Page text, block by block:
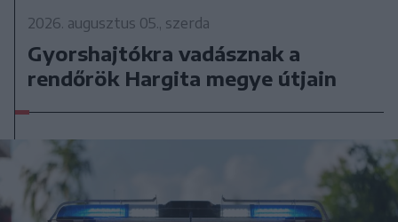
2026. augusztus 05., szerda
Gyorshajtókra vadásznak a
rendőrök Hargita megye útjain